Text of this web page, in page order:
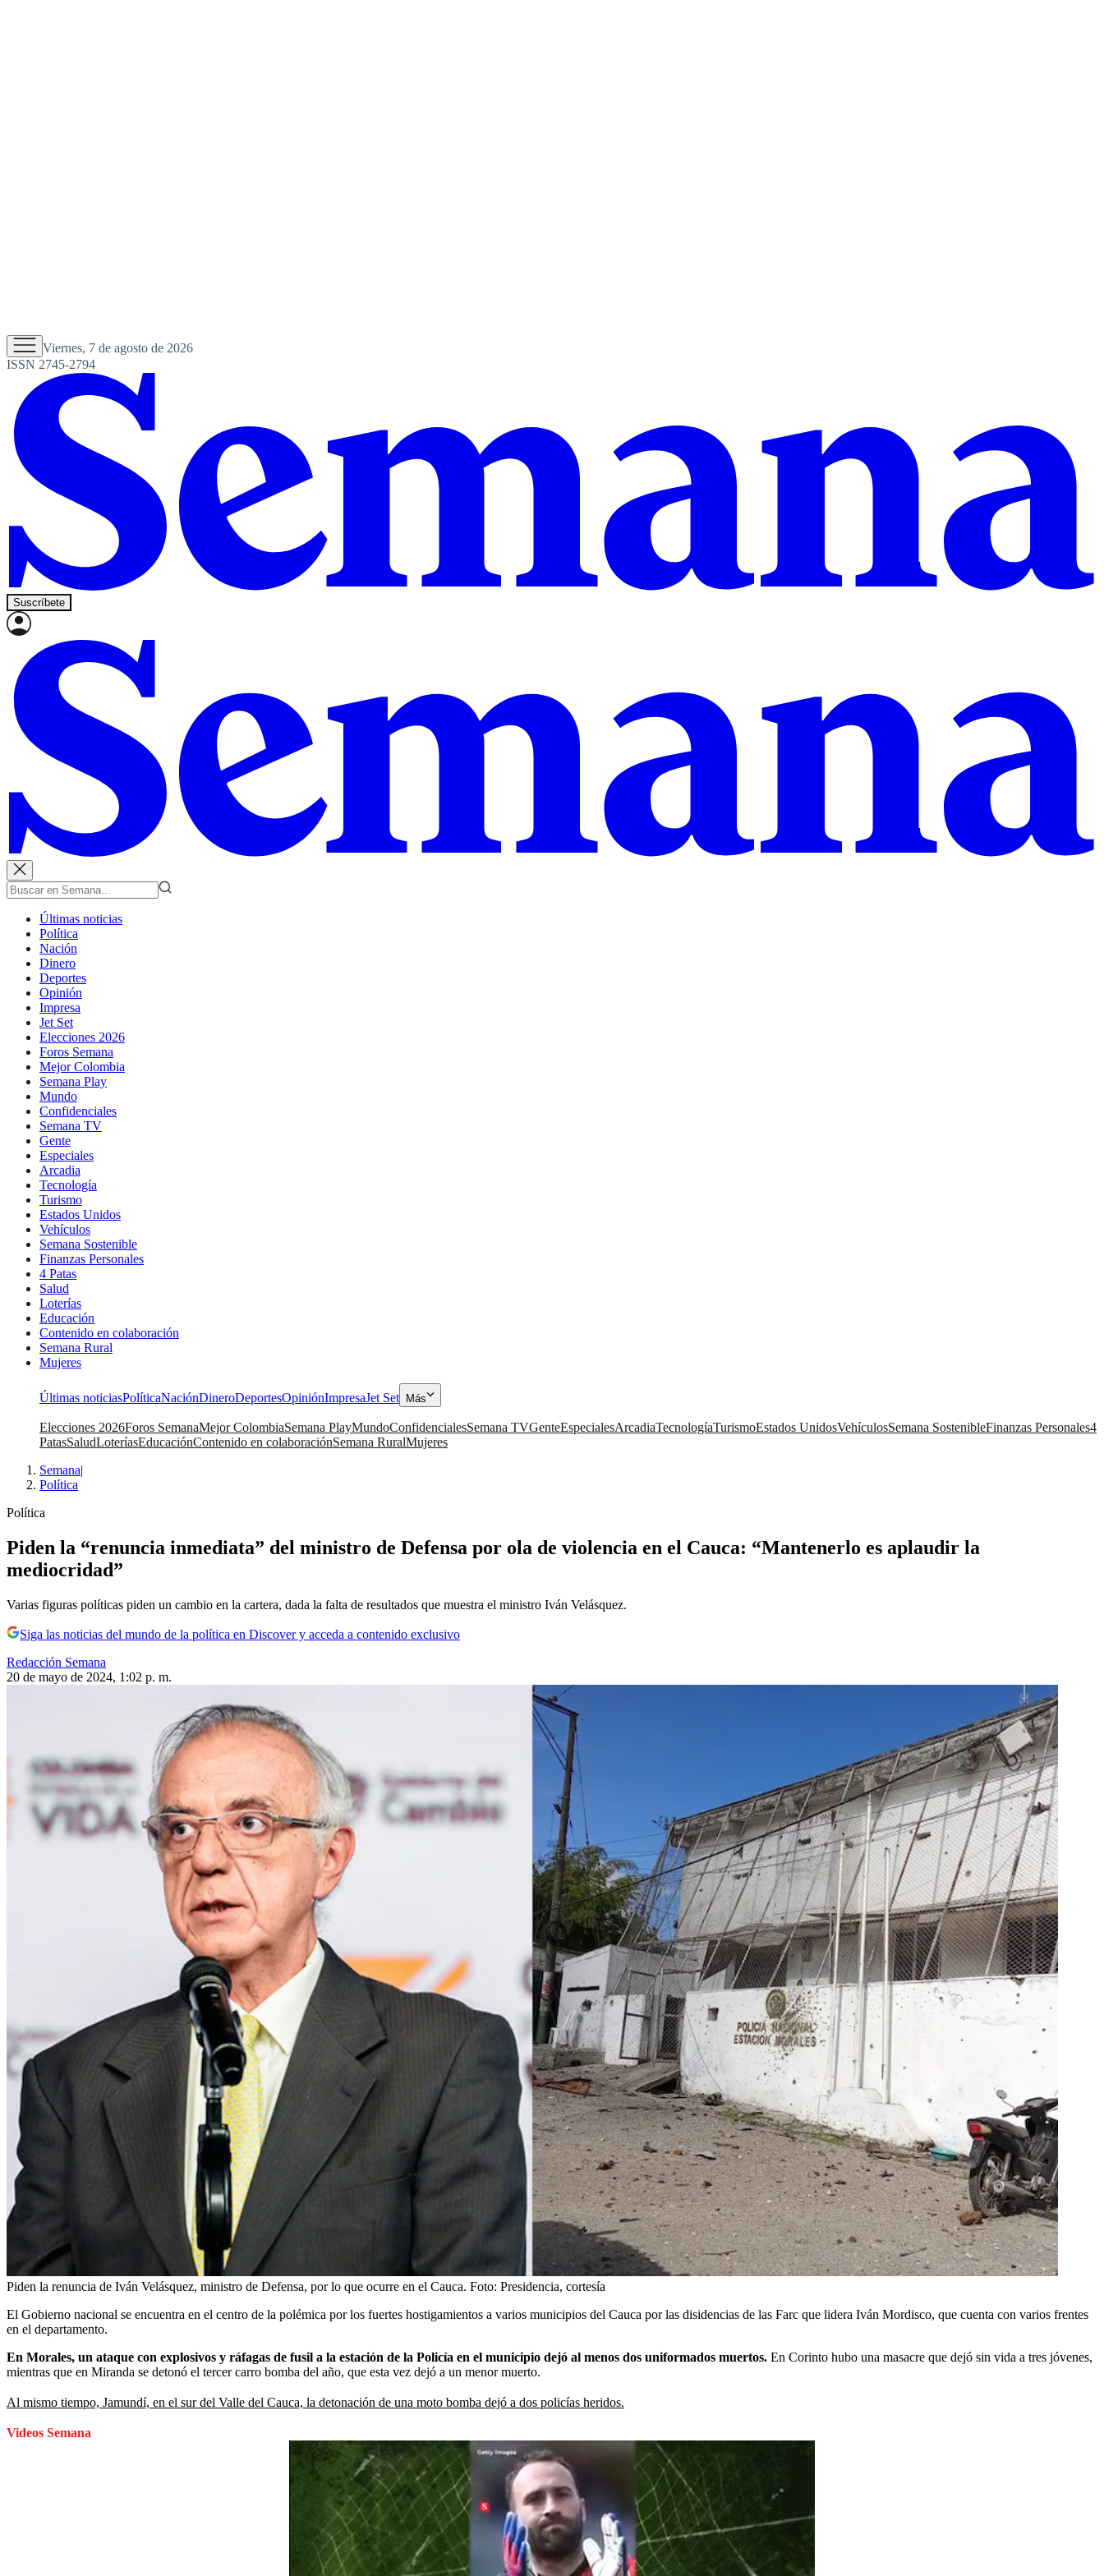
Viernes, 7 de agosto de 2026
ISSN 2745-2794
Suscríbete
Últimas noticias
Política
Nación
Dinero
Deportes
Opinión
Impresa
Jet Set
Elecciones 2026
Foros Semana
Mejor Colombia
Semana Play
Mundo
Confidenciales
Semana TV
Gente
Especiales
Arcadia
Tecnología
Turismo
Estados Unidos
Vehículos
Semana Sostenible
Finanzas Personales
4 Patas
Salud
Loterías
Educación
Contenido en colaboración
Semana Rural
Mujeres
Últimas noticiasPolíticaNaciónDineroDeportesOpiniónImpresaJet Set Más
Elecciones 2026Foros SemanaMejor ColombiaSemana PlayMundoConfidencialesSemana TVGenteEspecialesArcadiaTecnologíaTurismoEstados UnidosVehículosSemana SostenibleFinanzas Personales4
PatasSaludLoteríasEducaciónContenido en colaboraciónSemana RuralMujeres
Semana|
Política
Política
Piden la “renuncia inmediata” del ministro de Defensa por ola de violencia en el Cauca: “Mantenerlo es aplaudir la
mediocridad”
Varias figuras políticas piden un cambio en la cartera, dada la falta de resultados que muestra el ministro Iván Velásquez.
Siga las noticias del mundo de la política en Discover y acceda a contenido exclusivo
Redacción Semana
20 de mayo de 2024, 1:02 p. m.
Piden la renuncia de Iván Velásquez, ministro de Defensa, por lo que ocurre en el Cauca. Foto: Presidencia, cortesía
El Gobierno nacional se encuentra en el centro de la polémica por los fuertes hostigamientos a varios municipios del Cauca por las disidencias de las Farc que lidera Iván Mordisco, que cuenta con varios frentes
en el departamento.
En Morales, un ataque con explosivos y ráfagas de fusil a la estación de la Policía en el municipio dejó al menos dos uniformados muertos. En Corinto hubo una masacre que dejó sin vida a tres jóvenes,
mientras que en Miranda se detonó el tercer carro bomba del año, que esta vez dejó a un menor muerto.
Al mismo tiempo, Jamundí, en el sur del Valle del Cauca, la detonación de una moto bomba dejó a dos policías heridos.
Videos Semana